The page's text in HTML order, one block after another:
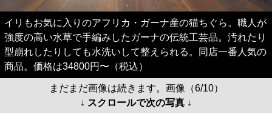
イリもお気に入りのアフリカ・ガーナ産の猫ちぐら。職人が
強度の高い水草で手編みしたガーナの伝統工芸品。汚れたり
型崩れしたりしても水洗いして整えられる。同店一番人気の
商品。価格は34800円〜（税込）
まだまだ画像は続きます。画像（6/10）
↓ スクロールで次の写真 ↓